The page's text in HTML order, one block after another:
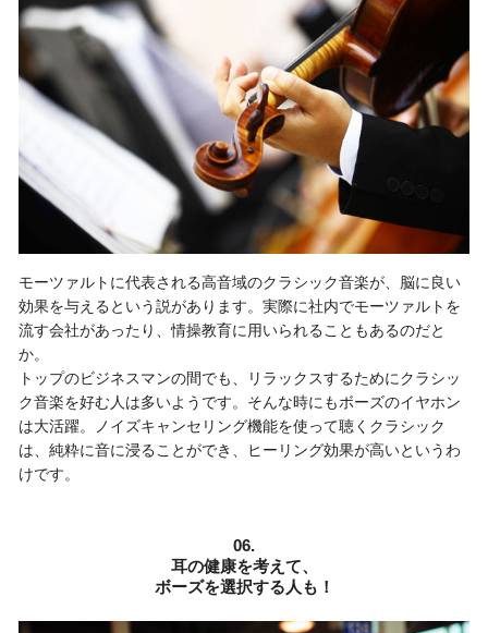
モーツァルトに代表される高音域のクラシック音楽が、脳に良い
効果を与えるという説があります。実際に社内でモーツァルトを
流す会社があったり、情操教育に用いられることもあるのだと
か。
トップのビジネスマンの間でも、リラックスするためにクラシッ
ク音楽を好む人は多いようです。そんな時にもボーズのイヤホン
は大活躍。ノイズキャンセリング機能を使って聴くクラシック
は、純粋に音に浸ることができ、ヒーリング効果が高いというわ
けです。
06.
耳の健康を考えて、
ボーズを選択する人も！